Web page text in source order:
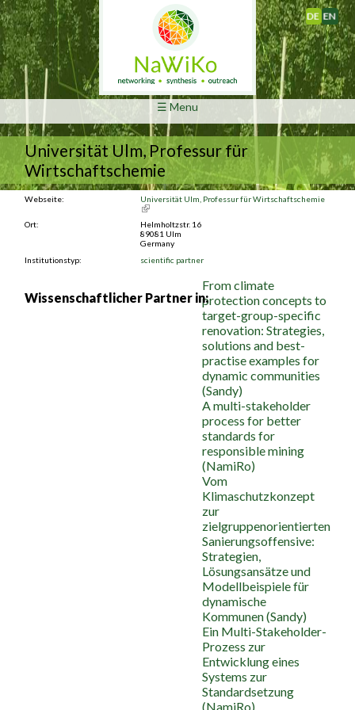
DeutschEnglish
☰ Menu
Universität Ulm, Professur für
Wirtschaftschemie
Webseite:
Universität Ulm, Professur für Wirtschaftschemie
(link is external)
Ort:
Helmholtzstr. 16
89081 Ulm
Germany
Institutionstyp:
scientific partner
Wissenschaftlicher Partner in:
From climate
protection concepts to
target-group-specific
renovation: Strategies,
solutions and best-
practise examples for
dynamic communities
(Sandy)
A multi-stakeholder
process for better
standards for
responsible mining
(NamiRo)
Vom
Klimaschutzkonzept
zur
zielgruppenorientierten
Sanierungsoffensive:
Strategien,
Lösungsansätze und
Modellbeispiele für
dynamische
Kommunen (Sandy)
Ein Multi-Stakeholder-
Prozess zur
Entwicklung eines
Systems zur
Standardsetzung
(NamiRo)